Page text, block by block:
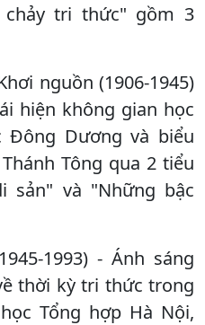
chảy tri thức" gồm 3
nguồn (1906-1945)
hiện không gian học
Dương và biểu
Tông qua 2 tiểu
sản" và "Những bậc
1993) - Ánh sáng
thời kỳ tri thức trong
Tổng hợp Hà Nội,